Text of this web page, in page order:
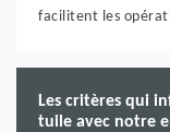
facilitent les
Les critères qui
tuile avec notre